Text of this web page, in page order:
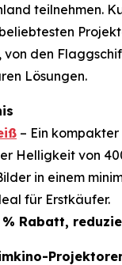
teilnehmen.
von den
Lösungen.
– Ein
Helligkeit von
in einem
für Erstkäufer.
Rabatt,